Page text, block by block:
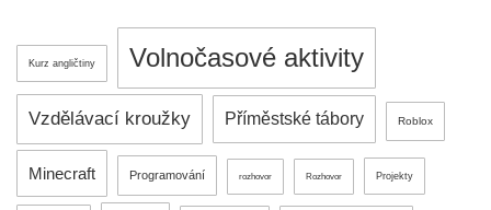
Kurz angličtiny Volnočasové aktivity
Vzdělávací kroužky Příměstské tábory Roblox
Minecraft Programování rozhovor Rozhovor Projekty